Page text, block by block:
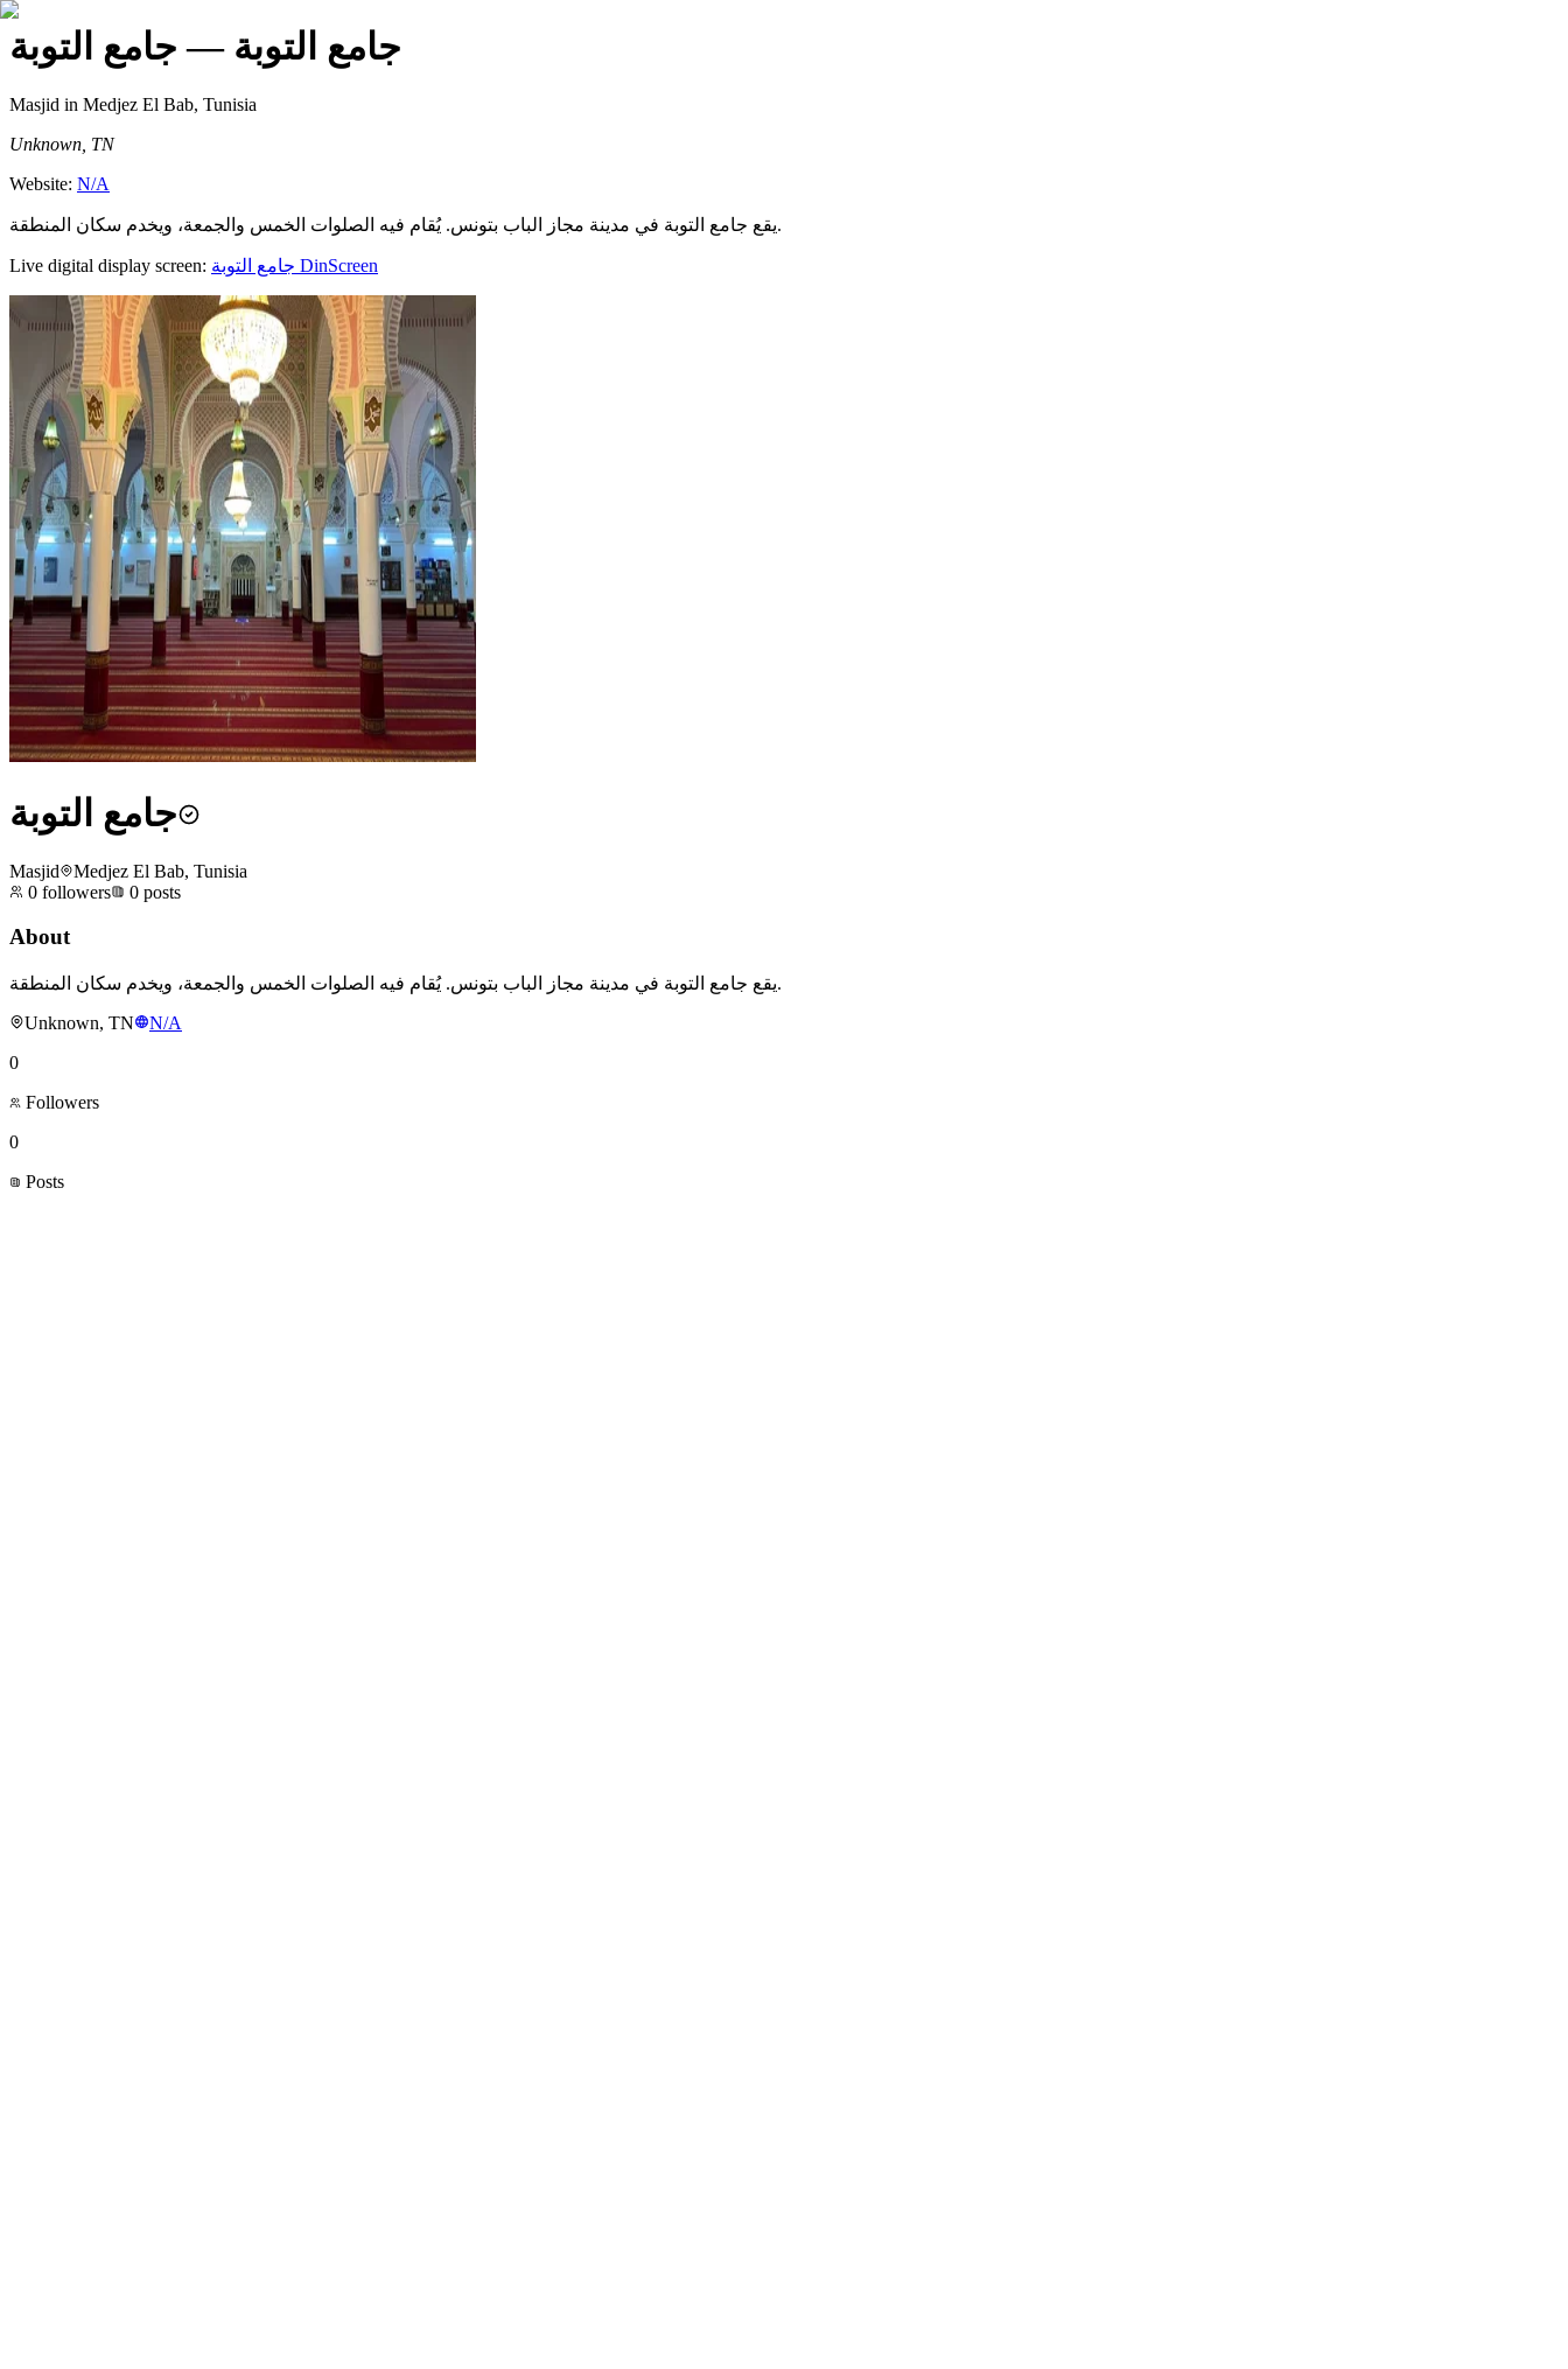
جامع التوبة — جامع التوبة
Masjid in Medjez El Bab, Tunisia
Unknown, TN
Website: N/A
يقع جامع التوبة في مدينة مجاز الباب بتونس. يُقام فيه الصلوات الخمس والجمعة، ويخدم سكان المنطقة.
Live digital display screen: جامع التوبة DinScreen
جامع التوبة
Masjid
Medjez El Bab, Tunisia
0 followers 0 posts
About
يقع جامع التوبة في مدينة مجاز الباب بتونس. يُقام فيه الصلوات الخمس والجمعة، ويخدم سكان المنطقة.
Unknown, TN
N/A
0
Followers
0
Posts